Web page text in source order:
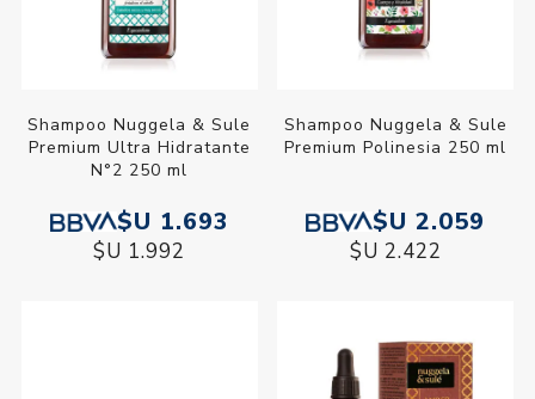
Shampoo Nuggela & Sule
Premium Ultra Hidratante
N°2 250 ml
$U 1.693
$U 1.992
Shampoo Nuggela & Sule
Premium Polinesia 250 ml
$U 2.059
$U 2.422